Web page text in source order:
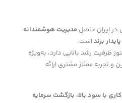
در ایران حاصل مدیریت هوشمندانه
برنداست.
ظرفیت رشد بالایی دارد، به‌ویژه
تجربه ممتاز مشتری ارائه
با سود بالا، بازگشت سرمایه